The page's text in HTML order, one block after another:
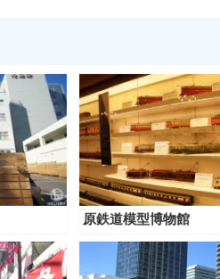
原鉄道模型博物館